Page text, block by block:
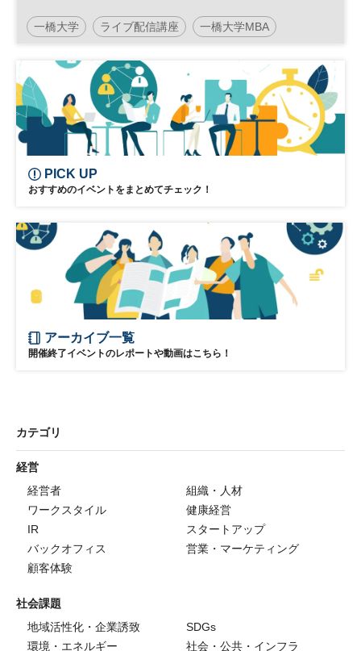
一橋大学 ライブ配信講座 一橋大学MBA
リーダーシップ 日経ビジネススクール
PICK UP
おすすめのイベントをまとめてチェック！
アーカイブ一覧
開催終了イベントのレポートや動画はこちら！
カテゴリ
経営
経営者
組織・人材
ワークスタイル
健康経営
IR
スタートアップ
バックオフィス
営業・マーケティング
顧客体験
社会課題
地域活性化・企業誘致
SDGs
環境・エネルギー
社会・公共・インフラ